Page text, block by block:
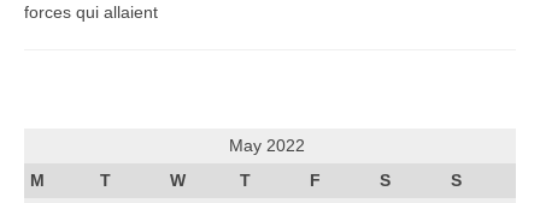
forces qui allaient
May 2022
M
T W T F S
S